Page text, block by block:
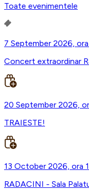
Toate evenimentele
7 September 2026,
Concert extraordinar
20 September 2026,
TRAIESTE!
13 October 2026, ora
RADACINI - Sala